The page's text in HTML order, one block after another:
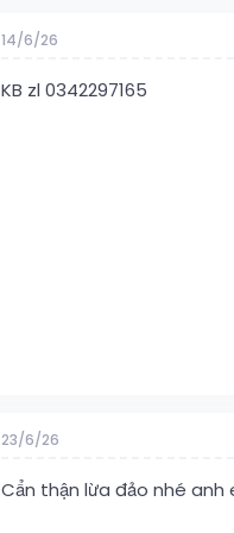
14/6/26
KB zl 0342297165
23/6/26
Cẩn thận lừa đảo nhé anh